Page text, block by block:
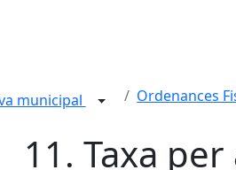
municipal Ordenances
11. Taxa